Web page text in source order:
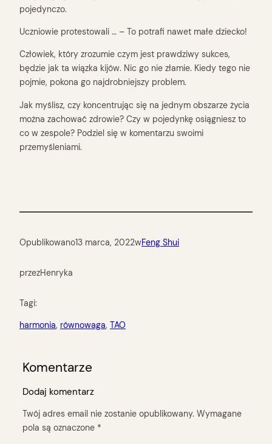
pojedynczo.
Uczniowie protestowali … – To potrafi nawet małe dziecko!
Człowiek, który zrozumie czym jest prawdziwy sukces,
będzie jak ta wiązka kijów. Nic go nie złamie. Kiedy tego nie
pojmie, pokona go najdrobniejszy problem.
Jak myślisz, czy koncentrując się na jednym obszarze życia
można zachować zdrowie? Czy w pojedynkę osiągniesz to
co w zespole? Podziel się w komentarzu swoimi
przemyśleniami.
Opublikowano13 marca, 2022wFeng Shui
przezHenryka
Tagi:
harmonia, równowaga, TAO
Komentarze
Dodaj komentarz
Twój adres email nie zostanie opublikowany. Wymagane
pola są oznaczone *